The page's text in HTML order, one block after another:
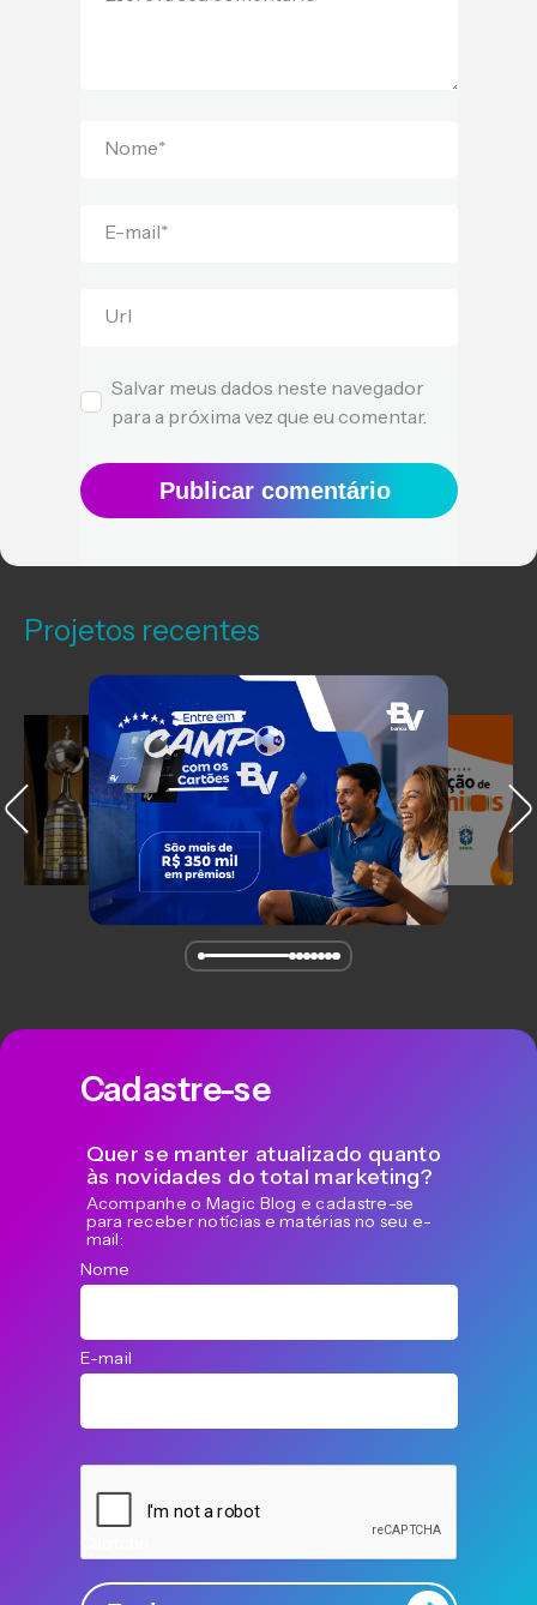
Nome*
E-mail*
Url
Salvar meus dados neste navegador
para a próxima vez que eu comentar.
Publicar comentário
Cadastre-se
Quer se manter atualizado quanto
às novidades do total marketing?
Acompanhe o Magic Blog e cadastre-se
para receber notícias e matérias no seu e-
mail:
Nome
E-mail
Projetos recentes